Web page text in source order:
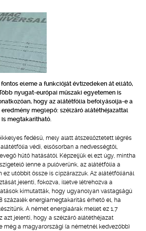
eleme a funkcióját évtizedeken át ellátó,
nyugat-európai műszaki egyetemen is
hogy az alátétfólia befolyásolja-e a
meglepő: szélzáró alátéthéjazattal
megtakarítható.
fedésű, mely alatt átszellőztetett légrés
védi, elsősorban a nedvességtől,
hűtő hatásától. Képzeljük el ezt úgy, mintha
lenne a pulóverünk, az alátétfólia a
ez utóbbit össze is cipzárazzuk. Az alátétfóliánál
jelenti, fokozva, illetve létrehozva a
kimutatták, hogy ugyanolyan vastagságú
százalék energiamegtakarítás érhető el, ha
A német energiaárak mellet ez 1,7
azt jelenti, hogy a szélzáró alátéthéjazat
még a magyarországi (a németnél kedvezőbb)